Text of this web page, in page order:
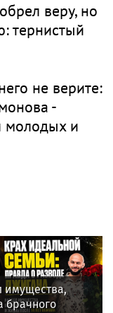
веру, но
тернистый
не верите:
-
молодых и
имущества,
брачного